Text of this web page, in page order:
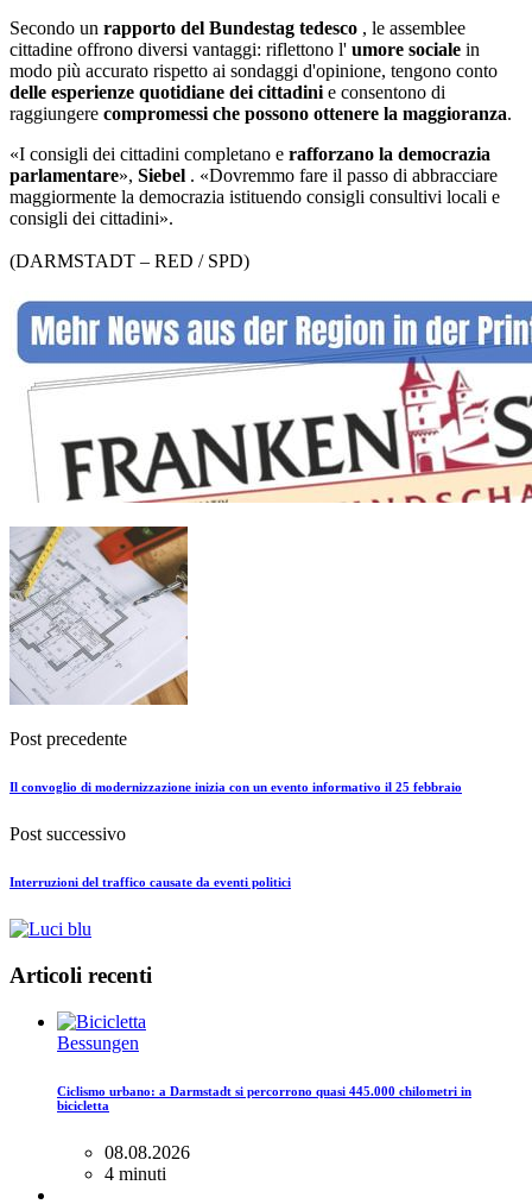
Secondo un rapporto del Bundestag tedesco , le assemblee
cittadine offrono diversi vantaggi: riflettono l' umore sociale in
modo più accurato rispetto ai sondaggi d'opinione, tengono conto
delle esperienze quotidiane dei cittadini e consentono di
raggiungere compromessi che possono ottenere la maggioranza.
«I consigli dei cittadini completano e rafforzano la democrazia
parlamentare», Siebel . «Dovremmo fare il passo di abbracciare
maggiormente la democrazia istituendo consigli consultivi locali e
consigli dei cittadini».
(DARMSTADT – RED / SPD)
Post precedente
Il convoglio di modernizzazione inizia con un evento informativo il 25 febbraio
Post successivo
Interruzioni del traffico causate da eventi politici
Articoli recenti
Bessungen
Ciclismo urbano: a Darmstadt si percorrono quasi 445.000 chilometri in
bicicletta
08.08.2026
4 minuti